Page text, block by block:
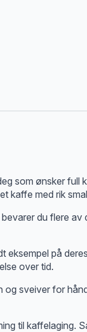
som ønsker full
kaffe med rik
du flere av
eksempel på
over tid.
sveiver for
til kaffelaging.